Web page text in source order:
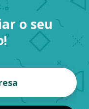
o seu